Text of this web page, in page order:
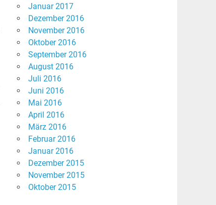
Januar 2017
Dezember 2016
November 2016
Oktober 2016
September 2016
August 2016
Juli 2016
Juni 2016
Mai 2016
April 2016
März 2016
Februar 2016
Januar 2016
Dezember 2015
November 2015
Oktober 2015